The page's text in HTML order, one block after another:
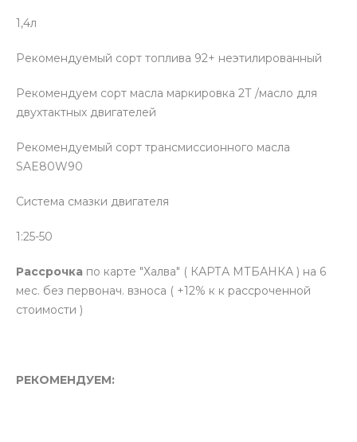
1,4л
Рекомендуемый сорт топлива 92+ неэтилированный
Рекомендуем сорт масла маркировка 2Т /масло для
двухтактных двигателей
Рекомендуемый сорт трансмиссионного масла
SAE80W90
Система смазки двигателя
1:25-50
Рассрочка по карте "Халва" ( КАРТА МТБАНКА ) на 6
мес. без первонач. взноса ( +12% к к рассроченной
стоимости )
РЕКОМЕНДУЕМ: